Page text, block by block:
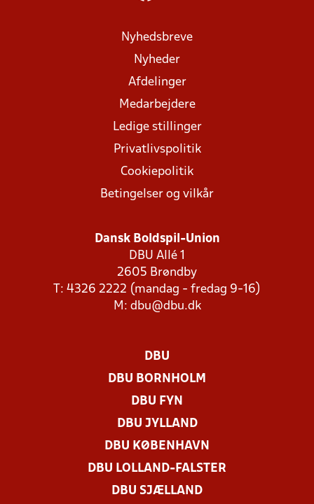
Nyhedsbreve
Nyheder
Afdelinger
Medarbejdere
Ledige stillinger
Privatlivspolitik
Cookiepolitik
Betingelser og vilkår
Dansk Boldspil-Union
DBU Allé 1
2605 Brøndby
T: 4326 2222 (mandag - fredag 9-16)
M: dbu@dbu.dk
DBU
DBU BORNHOLM
DBU FYN
DBU JYLLAND
DBU KØBENHAVN
DBU LOLLAND-FALSTER
DBU SJÆLLAND